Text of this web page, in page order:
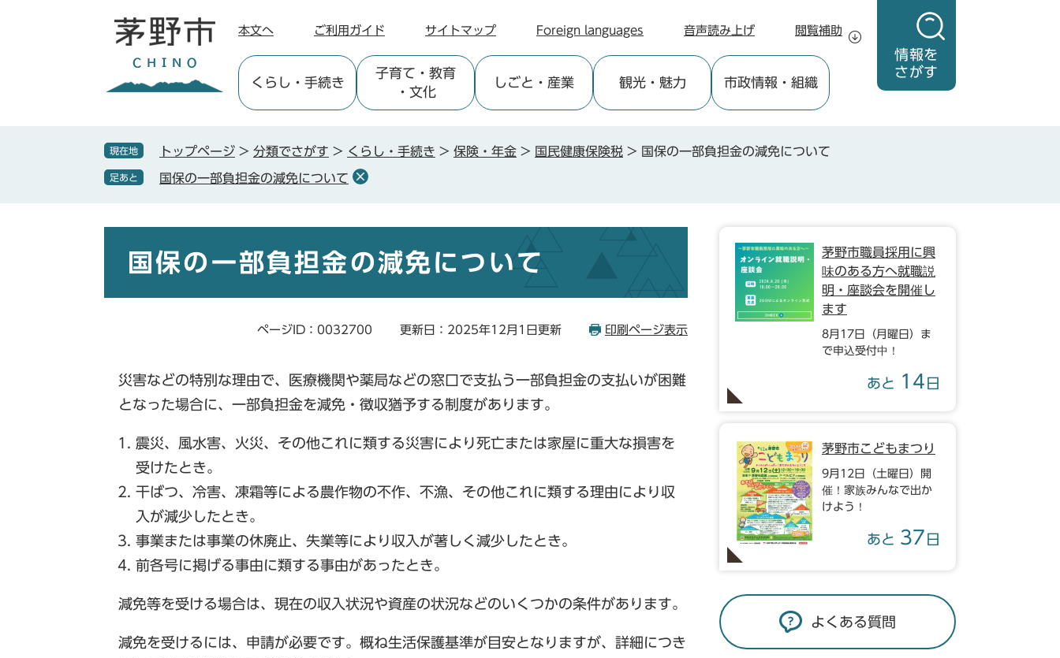
情報を
さがす
本文へ ご利用ガイド サイトマップ Foreign languages 音声読み上げ 閲覧補助
くらし ・手続き
子育て ・教育
・文化
しごと ・産業 観光・魅力 市政情報 ・組織
現在地 トップページ > 分類でさがす > くらし・手続き > 保険・年金 > 国民健康保険税 > 国保の一部負担金の減免について
足あと 国保の一部負担金の減免について
国保の一部負担金の減免について
ページID：0032700 更新日：2025年12月1日更新 印刷ページ表示
災害などの特別な理由で、医療機関や薬局などの窓口で支払う一部負担金の支払いが困難
となった場合に、一部負担金を減免・徴収猶予する制度があります。
震災、風水害、火災、その他これに類する災害により死亡または家屋に重大な損害を
受けたとき。
干ばつ、冷害、凍霜等による農作物の不作、不漁、その他これに類する理由により収
入が減少したとき。
事業または事業の休廃止、失業等により収入が著しく減少したとき。
前各号に掲げる事由に類する事由があったとき。
減免等を受ける場合は、現在の収入状況や資産の状況などのいくつかの条件があります。
減免を受けるには、申請が必要です。概ね生活保護基準が目安となりますが、詳細につき
茅野市職員採用に興
味のある方へ就職説
明・座談会を開催し
ます
8月17日（月曜日）ま
で申込受付中！
あと 14 日
茅野市こどもまつり
9月12日（土曜日）開
催！家族みんなで出か
けよう！
あと 37 日
よくある質問